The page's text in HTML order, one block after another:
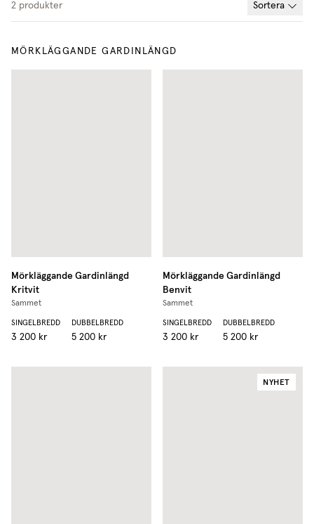
2 produkter Sortera
MÖRKLÄGGANDE GARDINLÄNGD
Mörkläggande Gardinlängd
Kritvit
Sammet
SINGELBREDD
3 200 kr
DUBBELBREDD
5 200 kr
Mörkläggande Gardinlängd
Benvit
Sammet
SINGELBREDD
3 200 kr
DUBBELBREDD
5 200 kr
NYHET